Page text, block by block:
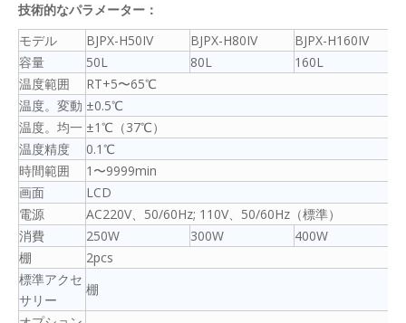
技術的なパラメーター：
モデル
BJPX-H50IV BJPX-H80IV
BJPX-H160IV
容量
50L 80L
160L
温度範囲
RT+5〜65℃
温度。変動 ±0.5℃
温度。均一 ±1℃（37℃）
温度精度
0.1℃
時間範囲
1〜9999min
画面
LCD
電源
AC220V、50/60Hz; 110V、50/60Hz（標準）
消費
250W 300W
400W
棚
2pcs
標準アクセ
サリー
棚